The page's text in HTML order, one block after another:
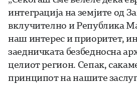
интеграција на земјите од
вклучително и Република
наш интерес и приоритет,
заедничката безбедносна
целиот регион. Сепак,
принципот на нашите